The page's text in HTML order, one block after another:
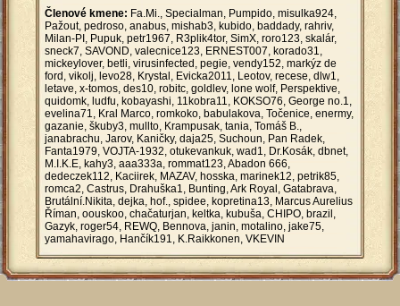
Členové kmene: Fa.Mi., Specialman, Pumpido, misulka924,
Pažout, pedroso, anabus, mishab3, kubido, baddady, rahriv,
Milan-PI, Pupuk, petr1967, R3plik4tor, SimX, roro123, skalár,
sneck7, SAVOND, valecnice123, ERNEST007, korado31,
mickeylover, betli, virusinfected, pegie, vendy152, markýz de
ford, vikolj, levo28, Krystal, Evicka2011, Leotov, recese, dlw1,
letave, x-tomos, des10, robitc, goldlev, lone wolf, Perspektive,
quidomk, ludfu, kobayashi, 11kobra11, KOKSO76, George no.1,
evelina71, Kral Marco, romkoko, babulakova, Točenice, enermy,
gazanie, škuby3, mullto, Krampusak, tania, Tomáš B.,
janabrachu, Jarov, Kaničky, daja25, Suchoun, Pan Radek,
Fanta1979, VOJTA-1932, otukevankuk, wad1, Dr.Kosák, dbnet,
M.I.K.E, kahy3, aaa333a, rommat123, Abadon 666,
dedeczek112, Kaciirek, MAZAV, hosska, marinek12, petrik85,
romca2, Castrus, Drahuška1, Bunting, Ark Royal, Gatabrava,
Brutální.Nikita, dejka, hof., spidee, kopretina13, Marcus Aurelius
Říman, oouskoo, chačaturjan, keltka, kubuša, CHIPO, brazil,
Gazyk, roger54, REWQ, Bennova, janin, motalino, jake75,
yamahavirago, Hančík191, K.Raikkonen, VKEVIN